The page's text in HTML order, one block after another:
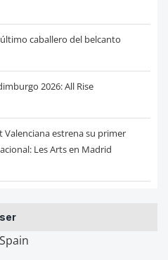
caballero del belcanto
2026: All Rise
estrena su primer
Les Arts en Madrid